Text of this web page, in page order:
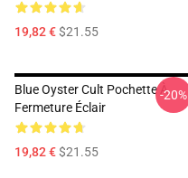
19,82 €$21.55
Blue Oyster Cult Pochette À
Fermeture Éclair
19,82 €$21.55
-20%